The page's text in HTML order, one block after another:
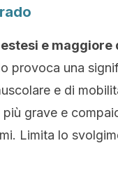
e maggiore
provoca una
e di
più grave e
Limita lo